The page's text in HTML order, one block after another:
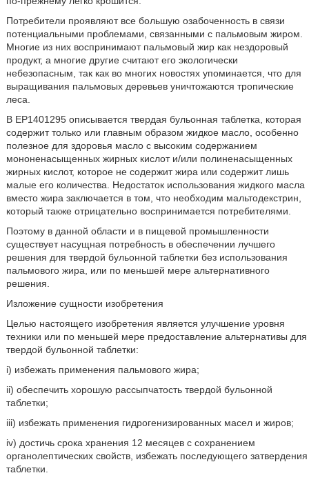
Потребители проявляют все большую озабоченность в связи
потенциальными проблемами, связанными с пальмовым жиром.
Многие из них воспринимают пальмовый жир как нездоровый
продукт, а многие другие считают его экологически
небезопасным, так как во многих новостях упоминается, что для
выращивания пальмовых деревьев уничтожаются тропические
леса.
В EP1401295 описывается твердая бульонная таблетка, которая
содержит только или главным образом жидкое масло, особенно
полезное для здоровья масло с высоким содержанием
мононенасыщенных жирных кислот и/или полиненасыщенных
жирных кислот, которое не содержит жира или содержит лишь
малые его количества. Недостаток использования жидкого масла
вместо жира заключается в том, что необходим мальтодекстрин,
который также отрицательно воспринимается потребителями.
Поэтому в данной области и в пищевой промышленности
существует насущная потребность в обеспечении лучшего
решения для твердой бульонной таблетки без использования
пальмового жира, или по меньшей мере альтернативного
решения.
Изложение сущности изобретения
Целью настоящего изобретения является улучшение уровня
техники или по меньшей мере предоставление альтернативы для
твердой бульонной таблетки:
i) избежать применения пальмового жира;
ii) обеспечить хорошую рассыпчатость твердой бульонной
таблетки;
iii) избежать применения гидрогенизированных масел и жиров;
iv) достичь срока хранения 12 месяцев с сохранением
органолептических свойств, избежать последующего затвердения
таблетки.